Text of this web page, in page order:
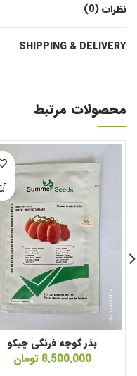
نظرات (0)
SHIPPING & DELIVERY
محصولات مرتبط
بذر گوجه فرنگی چیکو
8.500.000 تومان